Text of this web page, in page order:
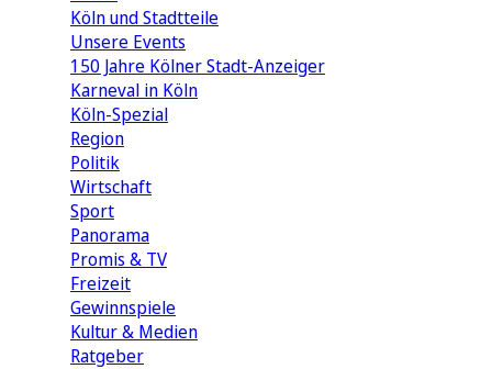
Köln und Stadtteile
Unsere Events
150 Jahre Kölner Stadt-Anzeiger
Karneval in Köln
Köln-Spezial
Region
Politik
Wirtschaft
Sport
Panorama
Promis & TV
Freizeit
Gewinnspiele
Kultur & Medien
Ratgeber